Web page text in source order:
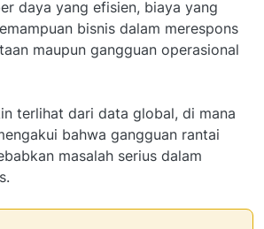
daya yang efisien, biaya yang
bisnis dalam merespons
maupun gangguan operasional
terlihat dari data global, di mana
bahwa gangguan rantai
masalah serius dalam